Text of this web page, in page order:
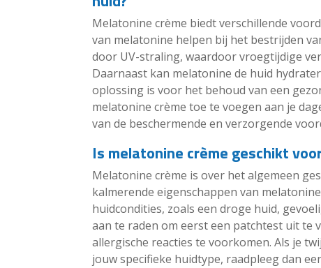
Melatonine crème biedt verschillende
van melatonine helpen bij het bestrijden
door UV-straling, waardoor vroegtijdige
Daarnaast kan melatonine de huid
oplossing is voor het behoud van een
melatonine crème toe te voegen aan je
van de beschermende en verzorgende
Is melatonine crème geschikt
Melatonine crème is over het algemeen
kalmerende eigenschappen van
huidcondities, zoals een droge huid,
aan te raden om eerst een patchtest uit te
allergische reacties te voorkomen. Als je
jouw specifieke huidtype, raadpleeg dan